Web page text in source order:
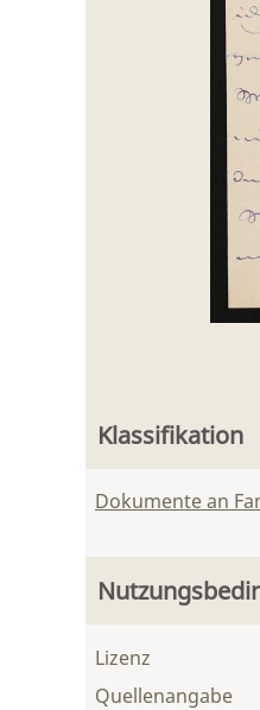
Klassifikation
Dokumente an
Lizenz
Quellenangabe